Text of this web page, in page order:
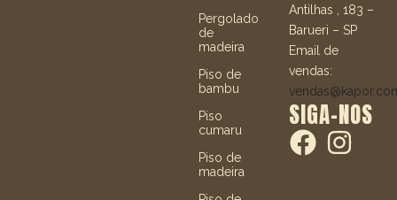
Pergolado
de
madeira
Piso de
bambu
Piso
cumaru
Piso de
madeira
Antilhas , 183 –
Barueri – SP
Email de
vendas:
SIGA-NOS